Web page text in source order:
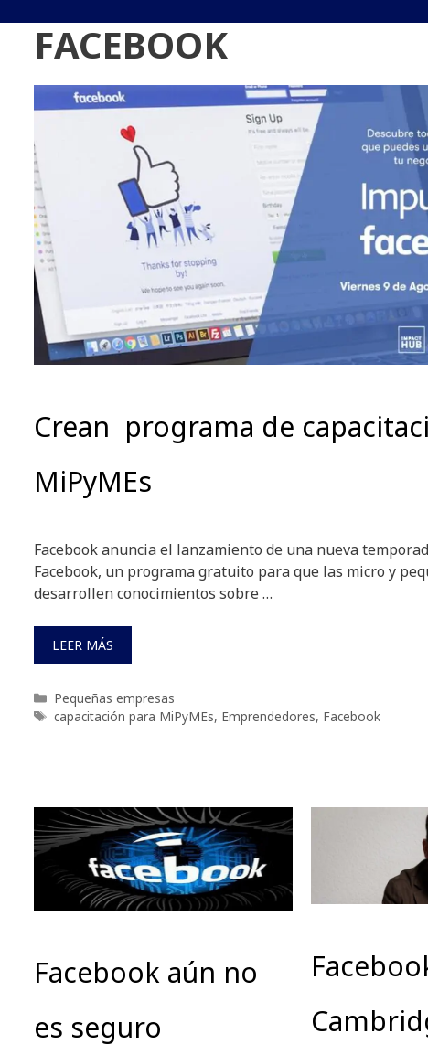
FACEBOOK
Crean programa de
MiPyMEs
Facebook anuncia el lanzamiento de una nueva
Facebook, un programa gratuito para que las micro y
desarrollen conocimientos sobre …
LEER MÁS
Categorías
Pequeñas empresas
Etiquetas
capacitación para MiPyMEs, Emprendedores, Facebook
Facebook aún no
es seguro